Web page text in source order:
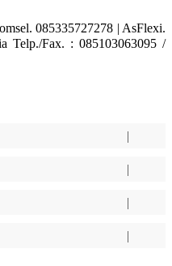
085335727278 | AsFlexi.
Telp./Fax. : 085103063095 /